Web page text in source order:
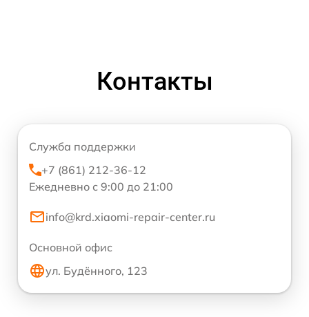
Контакты
Служба поддержки
+7 (861) 212-36-12
Ежедневно с 9:00 до 21:00
info@krd.xiaomi-repair-center.ru
Основной офис
ул. Будённого, 123